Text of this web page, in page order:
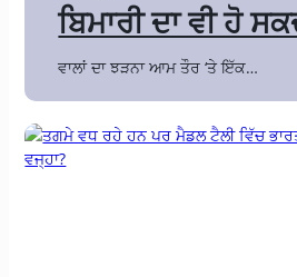
ਬਿਮਾਰੀ ਦਾ ਵੀ ਹੋ
ਵਾਲਾਂ ਦਾ ਝੜਨਾ ਆਮ ਤੌਰ ‘ਤੇ ਇੱਕ…